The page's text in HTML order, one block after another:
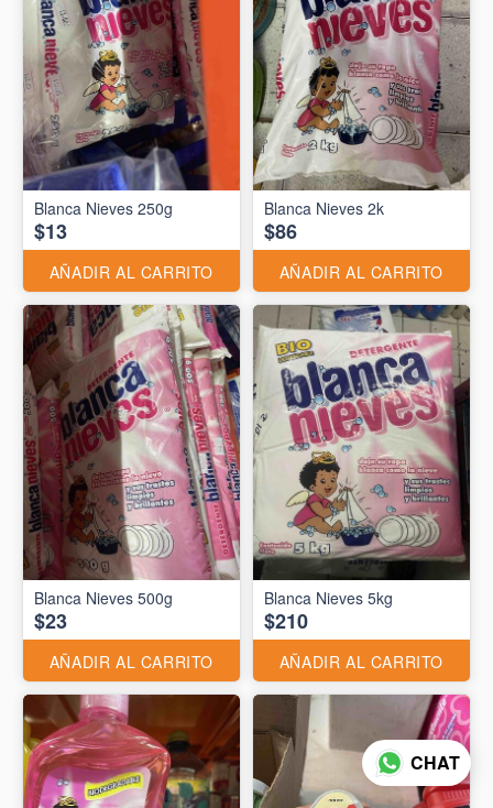
Blanca Nieves 250g
$13
AÑADIR AL CARRITO
Blanca Nieves 2k
$86
AÑADIR AL CARRITO
Blanca Nieves 500g
$23
AÑADIR AL CARRITO
Blanca Nieves 5kg
$210
AÑADIR AL CARRITO
CHAT